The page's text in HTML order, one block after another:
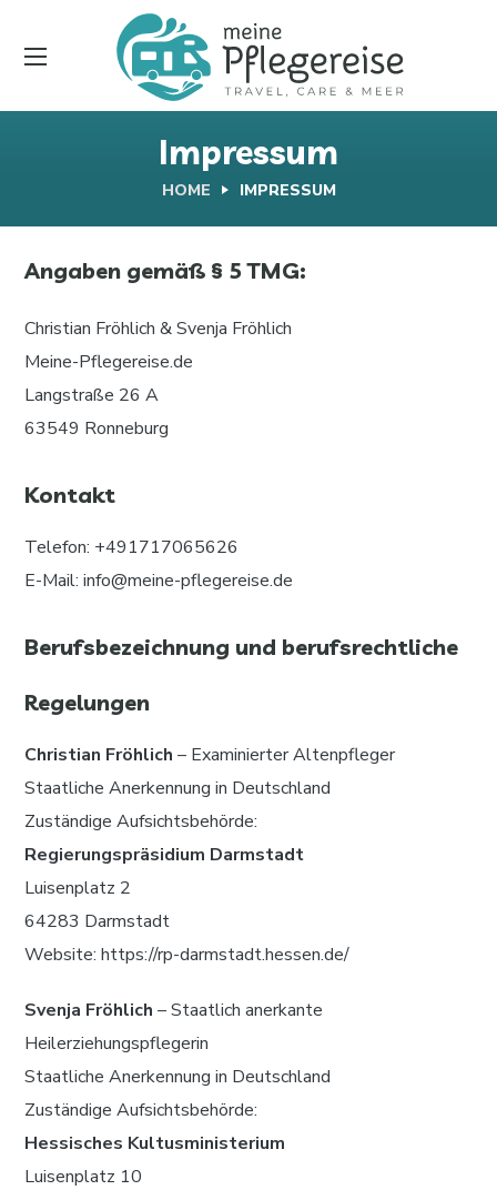
Impressum
HOME IMPRESSUM
Angaben gemäß § 5 TMG:
Christian Fröhlich & Svenja Fröhlich
Meine-Pflegereise.de
Langstraße 26 A
63549 Ronneburg
Kontakt
Telefon: +491717065626
E-Mail: info@meine-pflegereise.de
Berufsbezeichnung und berufsrechtliche
Regelungen
Christian Fröhlich – Examinierter Altenpfleger
Staatliche Anerkennung in Deutschland
Zuständige Aufsichtsbehörde:
Regierungspräsidium Darmstadt
Luisenplatz 2
64283 Darmstadt
Website: https://rp-darmstadt.hessen.de/
Svenja Fröhlich – Staatlich anerkante
Heilerziehungspflegerin
Staatliche Anerkennung in Deutschland
Zuständige Aufsichtsbehörde:
Hessisches Kultusministerium
Luisenplatz 10